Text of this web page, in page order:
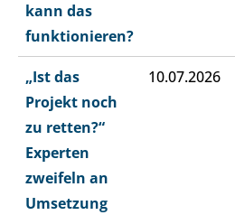
kann das
funktionieren?
„Ist das
Projekt noch
zu retten?“
Experten
zweifeln an
Umsetzung
10.07.2026